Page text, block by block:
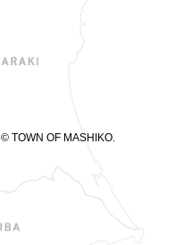
© TOWN OF MASHIKO.